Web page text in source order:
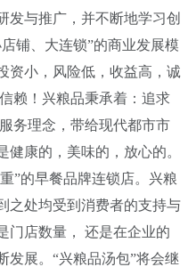
发与推广，并不断地学习创
铺、大连锁”的商业发展模
资小，风险低，收益高，诚
赖！兴粮品秉承着：追求
务理念，带给现代都市市
健康的，美味的，放心的。
”的早餐品牌连锁店。兴粮
之处均受到消费者的支持与
门店数量， 还是在企业的
发展。“兴粮品汤包”将会继